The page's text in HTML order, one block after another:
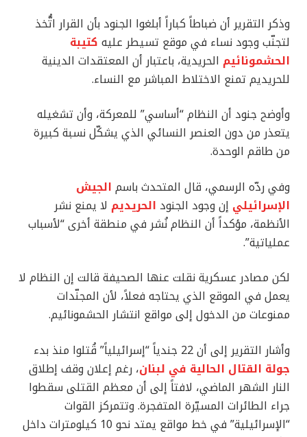
وذكر التقرير أن ضباطاً كباراً أبلغوا الجنود بأن القرار اتُّخذ
لتجنّب وجود نساء في موقع تسيطر عليه كتيبة
الحشمونائيم الحريدية، باعتبار أن المعتقدات الدينية
للحريديم تمنع الاختلاط المباشر مع النساء.
وأوضح جنود أن النظام “أساسي” للمعركة، وأن تشغيله
يتعذر من دون العنصر النسائي الذي يشكّل نسبة كبيرة
من طاقم الوحدة.
وفي ردّه الرسمي، قال المتحدث باسم الجيش
الإسرائيلي إن وجود الجنود الحريديم لا يمنع نشر
الأنظمة، مؤكداً أن النظام نُشر في منطقة أخرى “لأسباب
عملياتية”.
لكن مصادر عسكرية نقلت عنها الصحيفة قالت إن النظام لا
يعمل في الموقع الذي يحتاجه فعلاً، لأن المجنّدات
ممنوعات من الدخول إلى مواقع انتشار الحشمونائيم.
وأشار التقرير إلى أن 22 جندياً “إسرائيلياً” قُتلوا منذ بدء
جولة القتال الحالية في لبنان، رغم إعلان وقف إطلاق
النار الشهر الماضي، لافتاً إلى أن معظم القتلى سقطوا
جراء الطائرات المسيّرة المتفجرة. وتتمركز القوات
“الإسرائيلية” في خط مواقع يمتد نحو 10 كيلومترات داخل